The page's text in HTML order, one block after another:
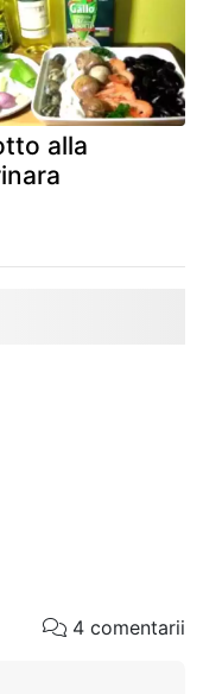
alla
4 comentarii